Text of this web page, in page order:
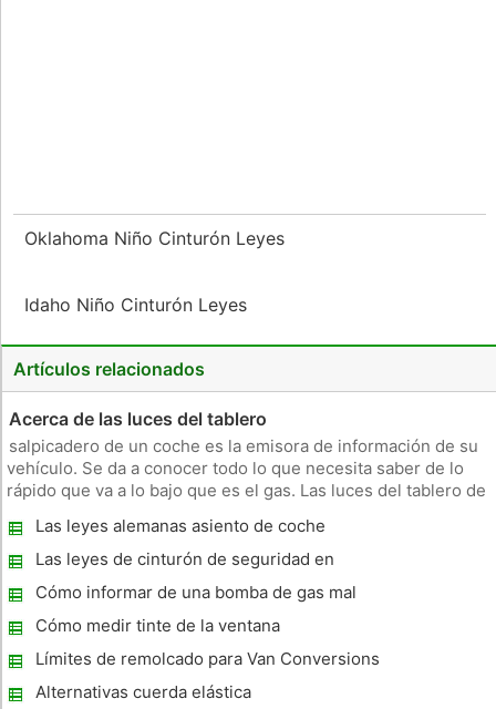
Oklahoma Niño Cinturón Leyes
Idaho Niño Cinturón Leyes
Artículos relacionados
Acerca de las luces del tablero
salpicadero de un coche es la emisora ​​de información de su
vehículo. Se da a conocer todo lo que necesita saber de lo
rápido que va a lo bajo que es el gas. Las luces del tablero de
advertencia que se enciende cuando algo anda mal en su co
Las leyes alemanas asiento de coche
Las leyes de cinturón de seguridad en
Connecticut
Cómo informar de una bomba de gas mal
With No Apagado automático
Cómo medir tinte de la ventana
Límites de remolcado para Van Conversions
Alternativas cuerda elástica